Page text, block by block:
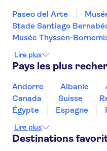
Paseo del Arte
Stade Santiago
Musée Thyssen-
Le musée Picasso Malaga
Théâtre-musée Dalí
Le palais de la musique
Musée Guggenheim de
Le Caminito del Rey
Lire plus
Pays les plus
Andorre Albanie
Canada
Suisse
Égypte
Espagne
Maroc
Malaisie
Turquie
Lire plus
Destinations